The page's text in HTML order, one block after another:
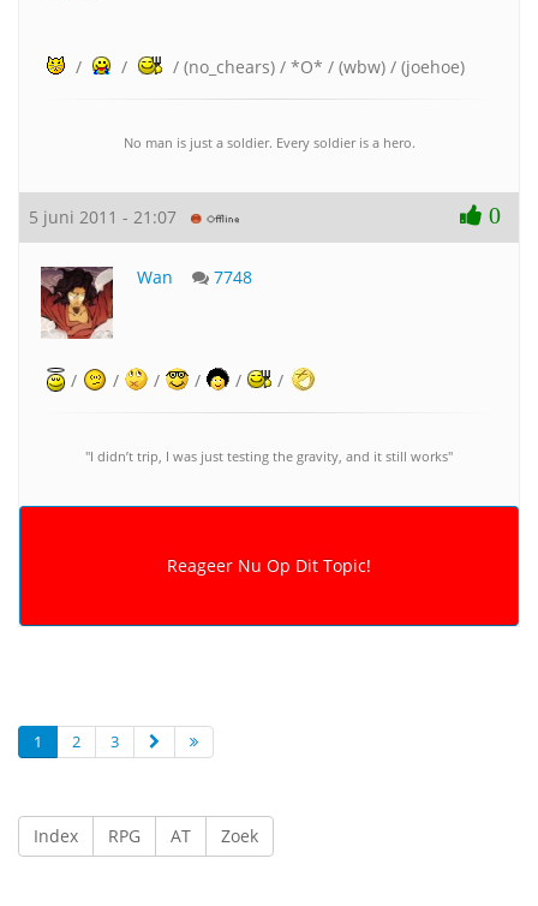
/ / / (no_chears) / *O* / (wbw) / (joehoe)
No man is just a soldier. Every soldier is a hero.
5 juni 2011 - 21:07 0
Wan 7748
/ / / / / /
"I didn’t trip, I was just testing the gravity, and it still works"
1 2 3
Index RPG AT Zoek